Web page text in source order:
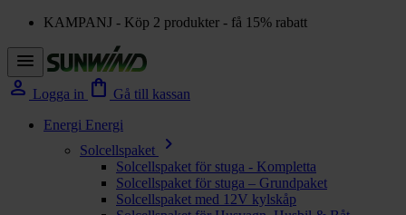
KAMPANJ - Köp 2 produkter - få 15% rabatt
menu
person Logga in shopping_bag Gå till kassan
Energi Energi
Solcellspaket
chevron_right
Solcellspaket för stuga - Kompletta
Solcellspaket för stuga – Grundpaket
Solcellspaket med 12V kylskåp